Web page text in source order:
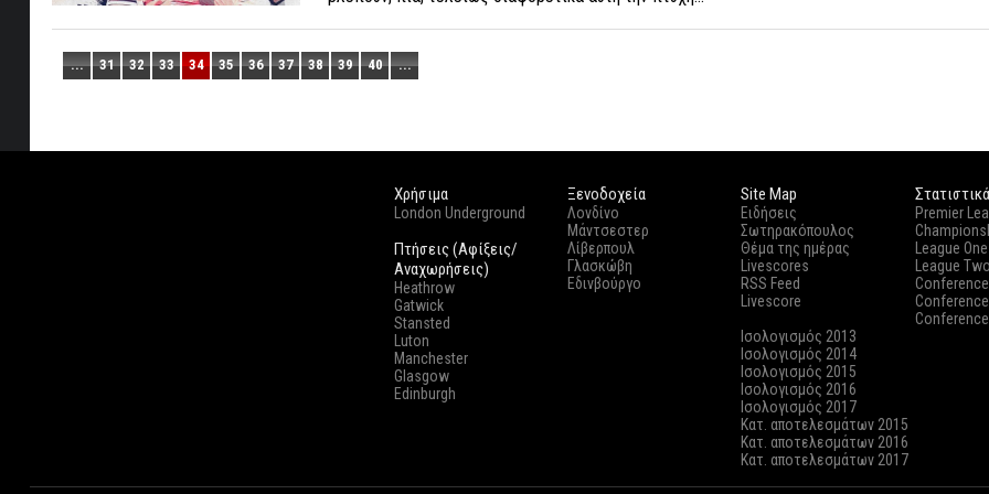
... 31 32 33 34 35 36 37 38 39 40 ...
Χρήσιμα
London Underground
Πτήσεις (Αφίξεις/
Αναχωρήσεις)
Heathrow
Gatwick
Stansted
Luton
Manchester
Glasgow
Edinburgh
Ξενοδοχεία
Λονδίνο
Μάντσεστερ
Λίβερπουλ
Γλασκώβη
Εδινβούργο
Site Map
Ειδήσεις
Σωτηρακόπουλος
Θέμα της ημέρας
Livescores
RSS Feed
Livescore
Ισολογισμός 2013
Ισολογισμός 2014
Ισολογισμός 2015
Ισολογισμός 2016
Ισολογισμός 2017
Κατ. αποτελεσμάτων 2015
Κατ. αποτελεσμάτων 2016
Κατ. αποτελεσμάτων 2017
Στατιστικά
Premier
League One
League Two
Conference